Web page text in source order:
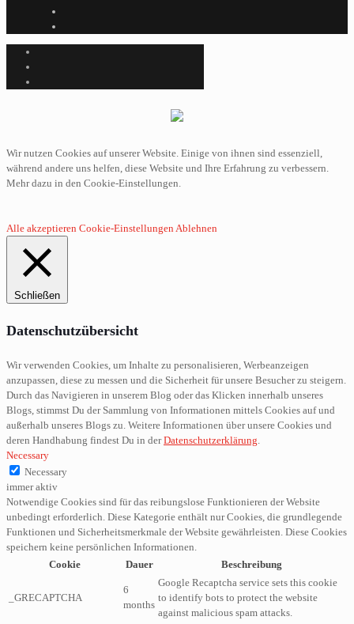
Wir nutzen Cookies auf unserer Website. Einige von ihnen sind essenziell,
während andere uns helfen, diese Website und Ihre Erfahrung zu verbessern.
Mehr dazu in den Cookie-Einstellungen.
Alle akzeptieren Cookie-EinstellungenAblehnen
Schließen
Datenschutzübersicht
Wir verwenden Cookies, um Inhalte zu personalisieren, Werbeanzeigen
anzupassen, diese zu messen und die Sicherheit für unsere Besucher zu steigern.
Durch das Navigieren in unserem Blog oder das Klicken innerhalb unseres
Blogs, stimmst Du der Sammlung von Informationen mittels Cookies auf und
außerhalb unseres Blogs zu. Weitere Informationen über unsere Cookies und
deren Handhabung findest Du in derDatenschutzerklärung.
Necessary
Necessary
immer aktiv
Notwendige Cookies sind für das reibungslose Funktionieren der Website
unbedingt erforderlich. Diese Kategorie enthält nur Cookies, die grundlegende
Funktionen und Sicherheitsmerkmale der Website gewährleisten. Diese Cookies
speichern keine persönlichen Informationen.
Cookie
Dauer Beschreibung
_GRECAPTCHA
6
months
Google Recaptcha service sets this cookie
to identify bots to protect the website
against malicious spam attacks.